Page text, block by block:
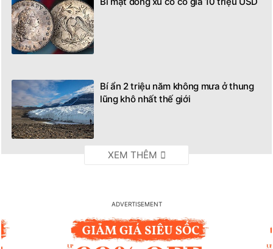
Bí ẩn 2 triệu năm không mưa ở thung
lũng khô nhất thế giới